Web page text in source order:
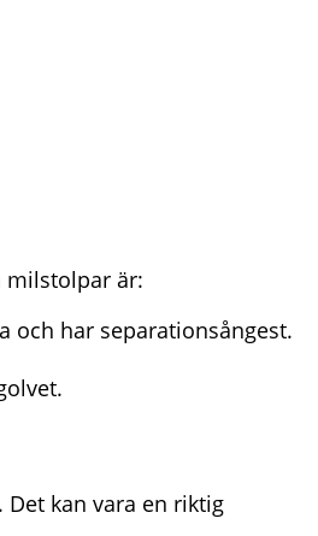
milstolpar är:
och har separationsångest.
Det kan vara en riktig